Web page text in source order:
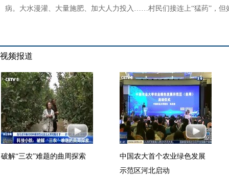
病。大水漫灌、大量施肥、加大人力投入……村民们接连上“猛药”，但
视频报道
破解“三农”难题的曲周探索
中国农大首个农业绿色发展
示范区河北启动